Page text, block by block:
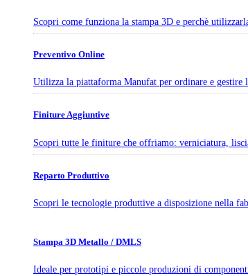
Scopri come funziona la stampa 3D e perchè
Preventivo Online
Utilizza la piattaforma Manufat per ordinare e
Finiture Aggiuntive
Scopri tutte le finiture che offriamo: verniciatura,
Reparto Produttivo
Scopri le tecnologie produttive a disposizione nella
Stampa 3D Metallo / DMLS
Ideale per prototipi e piccole produzioni di